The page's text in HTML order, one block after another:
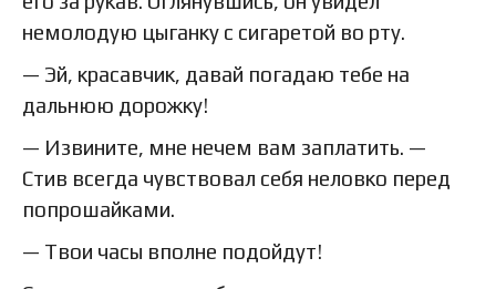
немолодую цыганку с сигаретой во рту.
— Эй, красавчик, давай погадаю тебе на
дальнюю дорожку!
— Извините, мне нечем вам заплатить. —
Стив всегда чувствовал себя неловко перед
попрошайками.
— Твои часы вполне подойдут!